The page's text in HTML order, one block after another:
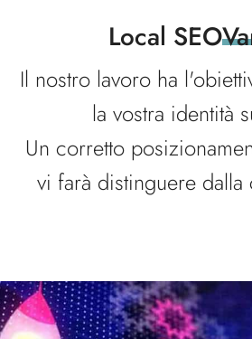
Local SEO
Il nostro lavoro ha
la vostra identità
Un corretto
vi farà distinguere